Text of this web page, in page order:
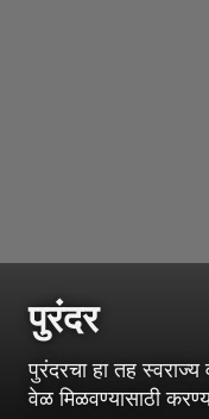
पुरंदर
पुरंदरचा हा तह स्वराज्य
वेळ मिळवण्यासाठी